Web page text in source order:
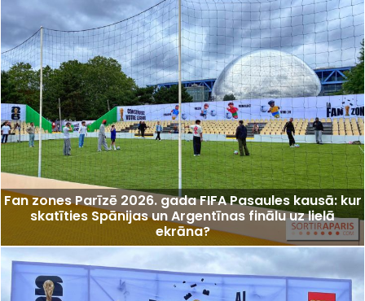
Fan zones Parīzē 2026. gada FIFA Pasaules kausā: kur
skatīties Spānijas un Argentīnas finālu uz lielā
ekrāna?